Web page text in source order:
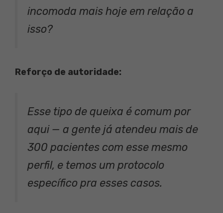
incomoda mais hoje em relação a
isso?
Reforço de autoridade:
Esse tipo de queixa é comum por
aqui — a gente já atendeu mais de
300 pacientes com esse mesmo
perfil, e temos um protocolo
específico pra esses casos.